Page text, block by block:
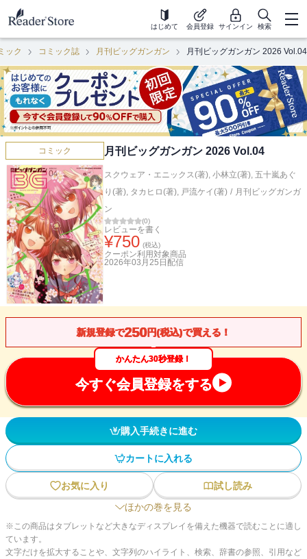
はじめて 会員登録 サインイン 検索
ック コミック誌 月刊ビッグガンガン 月刊ビッグガンガン 2026 Vol.04
コミック 月刊ビッグガンガン 2026 Vol.04
スクウェア・エニックス(著), 小林立(著), 五十嵐あぐ
り(著), タカヒロ(著), 戸流ケイ(著) / 月刊ビッグガンガ
ン
(0)
レビューを書く
¥750 (税込)
クーポン利用対象商品
2026年03月25日 配信
新規登録で250円(税込)で買える！
かんたん30秒登録！
今すぐ会員登録をする
購入手続きに進む
カートに入れる
お気に入り
試し読み
ほかの巻を見る
※この商品はタブレットなど大きなディスプレイを備えた機器で読むことに適し
ています。
文字だけを拡大することや、文字列のハイライト、検索、辞書の参照、引用など